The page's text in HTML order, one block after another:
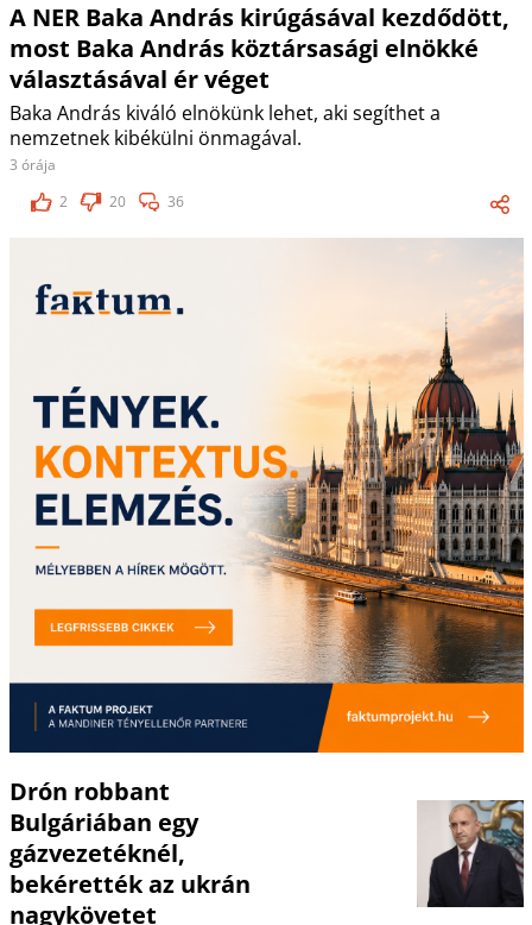
A NER Baka András kirúgásával kezdődött,
most Baka András köztársasági elnökké
választásával ér véget
Baka András kiváló elnökünk lehet, aki segíthet a
nemzetnek kibékülni önmagával.
3 órája
2
20 36
Drón robbant
Bulgáriában egy
gázvezetéknél,
bekérették az ukrán
nagykövetet